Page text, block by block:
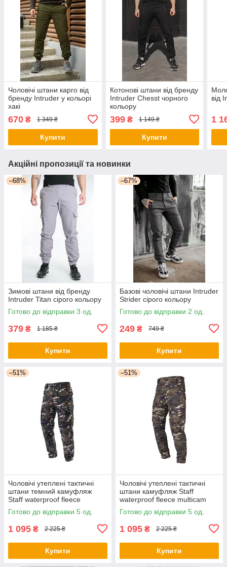
Чоловічі штани карго від
бренду Intruder у кольорі
хакі
670 ₴ 1 349 ₴
Купити
Котонові штани від бренду
Intruder Chesst чорного
кольору
399₴ 1 149 ₴
Купити
від
1
Акційні пропозиції та новинки
–68%
Зимові штани від бренду
Intruder Titan сірого кольору
Готово до відправки 3 од.
379 ₴ 1 185 ₴
Купити
–67%
Базові чоловічі штани Intruder
Strider сірого кольору
Готово до відправки 2 од.
249 ₴ 749 ₴
Купити
–51%
Чоловічі утеплені тактичні
штани темний камуфляж
Staff waterproof fleece
multicam
Готово до відправки 5 од.
1 095 ₴ 2 225 ₴
Купити
–51%
Чоловічі утеплені тактичні
штани камуфляж Staff
waterproof fleece multicam
Готово до відправки 5 од.
1 095 ₴ 2 225 ₴
Купити